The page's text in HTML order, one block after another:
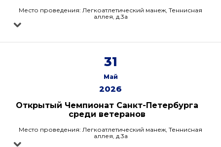
Место проведения: Легкоатлетический манеж, Теннисная
аллея, д.3а
31
Май
2026
Открытый Чемпионат Санкт-Петербурга
среди ветеранов
Место проведения: Легкоатлетический манеж, Теннисная
аллея, д.3а